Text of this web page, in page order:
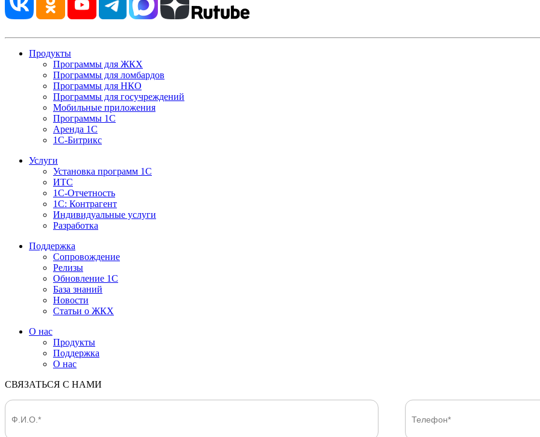
Продукты
Программы для ЖКХ
Программы для ломбардов
Программы для НКО
Программы для госучреждений
Мобильные приложения
Программы 1С
Аренда 1С
1С-Битрикс
Услуги
Установка программ 1С
ИТС
1С-Отчетность
1С: Контрагент
Индивидуальные услуги
Разработка
Поддержка
Сопровождение
Релизы
Обновление 1С
База знаний
Новости
Статьи о ЖКХ
О нас
Продукты
Поддержка
О нас
СВЯЗАТЬСЯ С НАМИ